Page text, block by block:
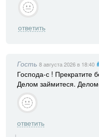
ответить
Гость 8 августа 2026 в 18:40
Господа-с ! Прекратите
Делом займитеся.
ответить